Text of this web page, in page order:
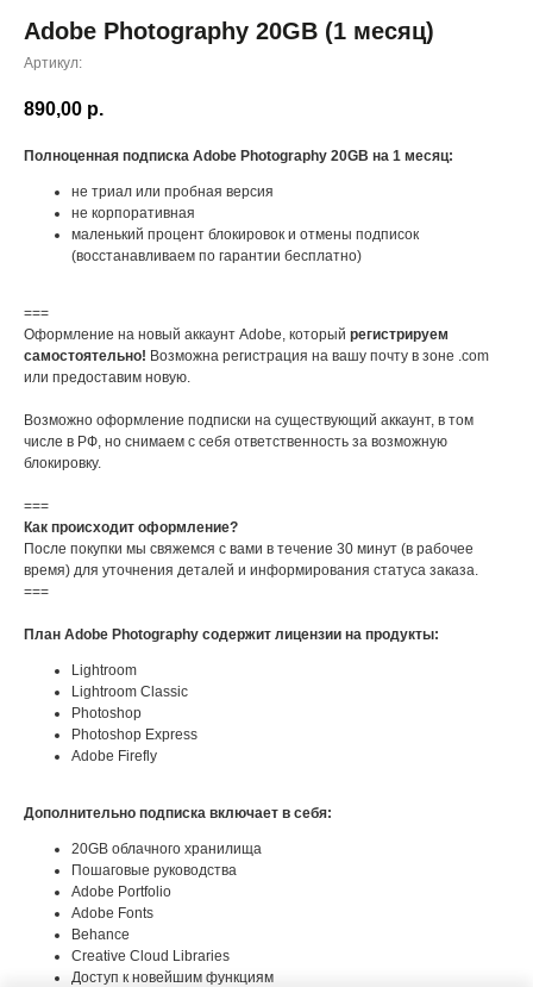
Adobe Photography 20GB (1 месяц)
Артикул:
890,00 р.
Полноценная подписка Adobe Photography 20GB на 1 месяц:
не триал или пробная версия
не корпоративная
маленький процент блокировок и отмены подписок
(восстанавливаем по гарантии бесплатно)
===
Оформление на новый аккаунт Adobe, который регистрируем
самостоятельно! Возможна регистрация на вашу почту в зоне .com
или предоставим новую.
Возможно оформление подписки на существующий аккаунт, в том
числе в РФ, но снимаем с себя ответственность за возможную
блокировку.
===
Как происходит оформление?
После покупки мы свяжемся с вами в течение 30 минут (в рабочее
время) для уточнения деталей и информирования статуса заказа.
===
План Adobe Photography содержит лицензии на продукты:
Lightroom
Lightroom Classic
Photoshop
Photoshop Express
Adobe Firefly
Дополнительно подписка включает в себя:
20GB облачного хранилища
Пошаговые руководства
Adobe Portfolio
Adobe Fonts
Behance
Creative Cloud Libraries
Доступ к новейшим функциям